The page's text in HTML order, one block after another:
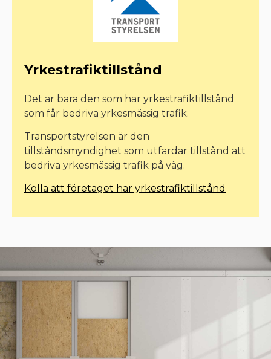
Yrkestrafiktillstånd
Det är bara den som har yrkestrafiktillstånd
som får bedriva yrkesmässig trafik.
Transportstyrelsen är den
tillståndsmyndighet som utfärdar tillstånd att
bedriva yrkesmässig trafik på väg.
Kolla att företaget har yrkestrafiktillstånd